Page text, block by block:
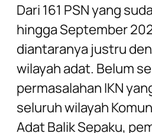
Dari 161 PSN yang
hingga September
diantaranya justru
wilayah adat. Belum
permasalahan IKN
seluruh wilayah
Adat Balik Sepaku,